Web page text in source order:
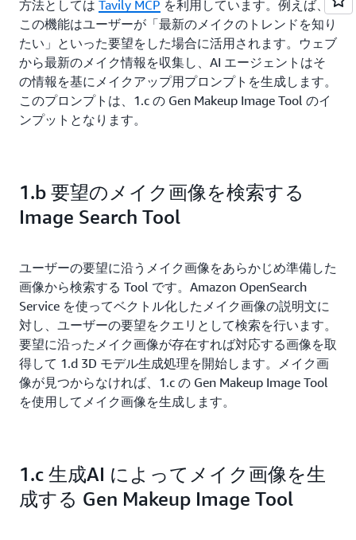
方法としては Tavily MCP を利用しています。例えば、
この機能はユーザーが「最新のメイクのトレンドを知り
たい」といった要望をした場合に活用されます。ウェブ
から最新のメイク情報を収集し、AI エージェントはそ
の情報を基にメイクアップ用プロンプトを生成します。
このプロンプトは、1.c の Gen Makeup Image Tool のイ
ンプットとなります。
1.b 要望のメイク画像を検索する
Image Search Tool
ユーザーの要望に沿うメイク画像をあらかじめ準備した
画像から検索する Tool です。Amazon OpenSearch
Service を使ってベクトル化したメイク画像の説明文に
対し、ユーザーの要望をクエリとして検索を行います。
要望に沿ったメイク画像が存在すれば対応する画像を取
得して 1.d 3D モデル生成処理を開始します。メイク画
像が見つからなければ、1.c の Gen Makeup Image Tool
を使用してメイク画像を生成します。
1.c 生成AI によってメイク画像を生
成する Gen Makeup Image Tool